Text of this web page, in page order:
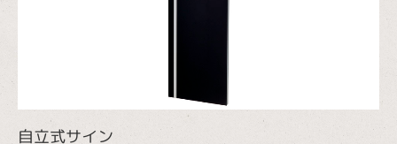
自立式サイン